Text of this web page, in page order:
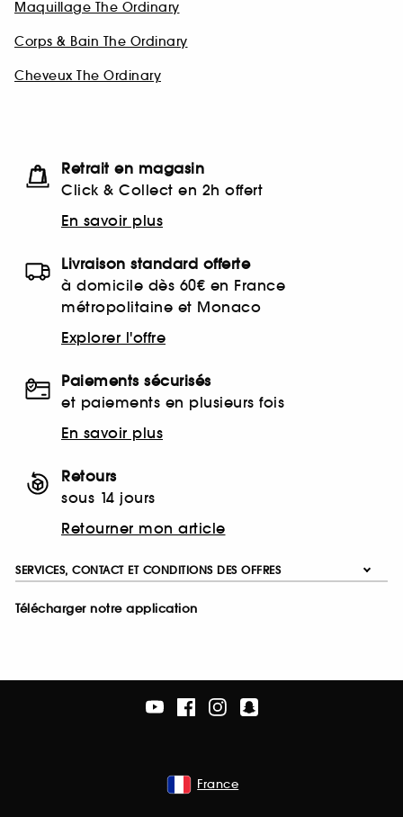
Maquillage The Ordinary
Corps & Bain The Ordinary
Cheveux The Ordinary
Retrait en magasin
Click & Collect en 2h offert
En savoir plus
Livraison standard offerte
à domicile dès 60€ en France
métropolitaine et Monaco
Explorer l'offre
Paiements sécurisés
et paiements en plusieurs fois
En savoir plus
Retours
sous 14 jours
Retourner mon article
SERVICES, CONTACT ET CONDITIONS DES OFFRES
Télécharger notre application
France